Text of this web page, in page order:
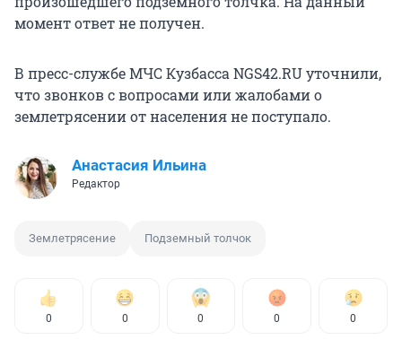
момент ответ не получен.
В пресс-службе МЧС Кузбасса NGS42.RU уточнили,
что звонков с вопросами или жалобами о
землетрясении от населения не поступало.
Анастасия Ильина
Редактор
Землетрясение Подземный толчок
0 0 0 0 0